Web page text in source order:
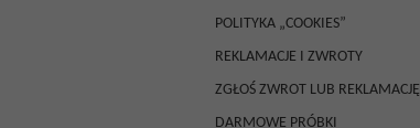
POLITYKA „COOKIES”
REKLAMACJE I ZWROTY
ZGŁOŚ ZWROT LUB REKLAMACJĘ
DARMOWE PRÓBKI